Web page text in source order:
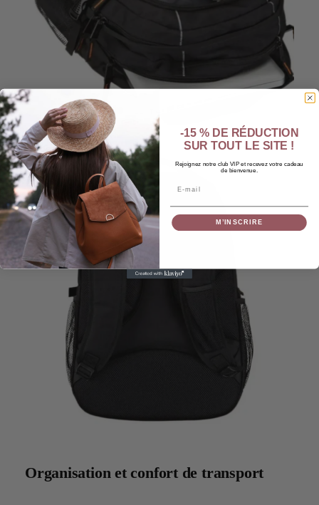
Organisation et confort de transport
-15 % DE RÉDUCTION
SUR TOUT LE SITE !
Rejoignez notre club VIP et recevez votre cadeau
de bienvenue.
M’INSCRIRE